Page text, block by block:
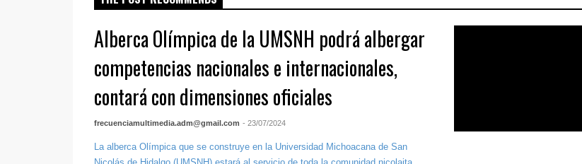
Alberca Olímpica de la UMSNH podrá albergar
competencias nacionales e internacionales,
contará con dimensiones oficiales
frecuenciamultimedia.adm@gmail.com - 23/07/2024
La alberca Olímpica que se construye en la Universidad Michoacana de San